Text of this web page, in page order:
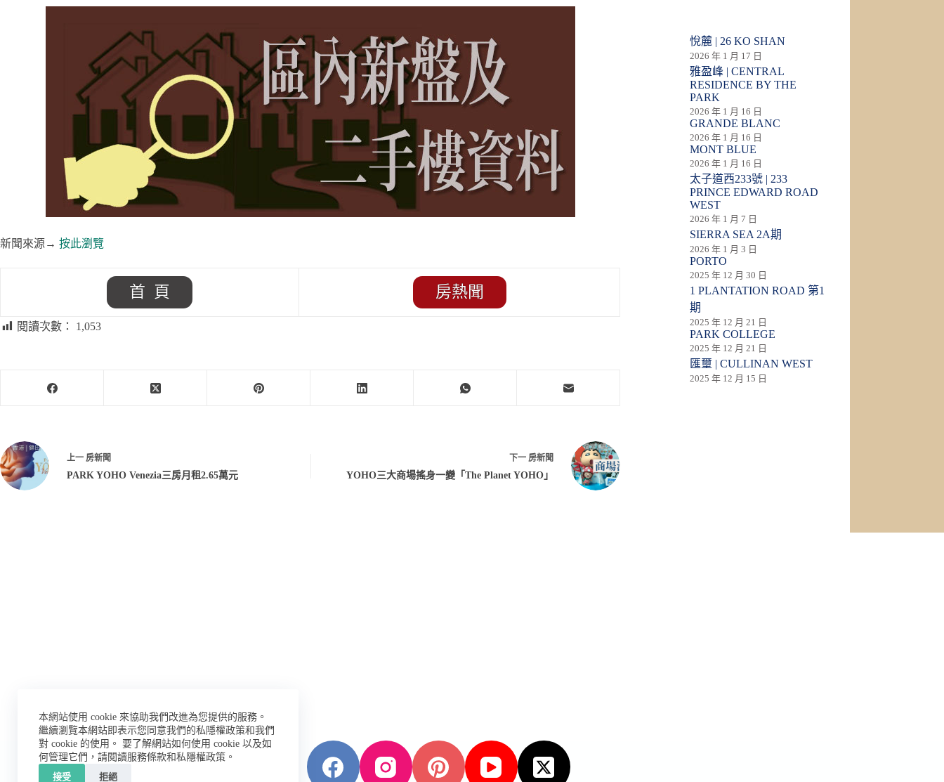
本網站使用 cookie 來協助我們改進為您提供的服務。
繼續瀏覽本網站即表示您同意我們的私隱權政策和我們
對 cookie 的使用。 要了解網站如何使用 cookie 以及如
何管理它們，請閱讀服務條款和私隱權政策。
接受 拒絕
新聞來源→ 按此瀏覽
首 頁 房熱聞
閱讀次數： 1,053
上一 房新聞
PARK YOHO Venezia三房月租2.65萬元
下一房新聞
YOHO三大商場搖身一變「The Planet YOHO」
悅麓 | 26 KO SHAN
2026 年 1 月 17 日
雅盈峰 | CENTRAL
RESIDENCE BY THE
PARK
2026 年 1 月 16 日
GRANDE BLANC
2026 年 1 月 16 日
MONT BLUE
2026 年 1 月 16 日
太子道西233號 | 233
PRINCE EDWARD ROAD
WEST
2026 年 1 月 7 日
SIERRA SEA 2A期
2026 年 1 月 3 日
PORTO
2025 年 12 月 30 日
1 PLANTATION ROAD 第1
期
2025 年 12 月 21 日
PARK COLLEGE
2025 年 12 月 21 日
匯壐 | CULLINAN WEST
2025 年 12 月 15 日